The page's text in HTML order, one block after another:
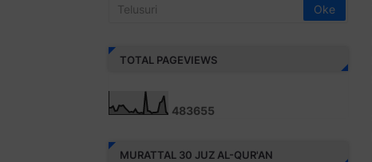
TOTAL PAGEVIEWS
483655
MURATTAL 30 JUZ AL-QUR'AN